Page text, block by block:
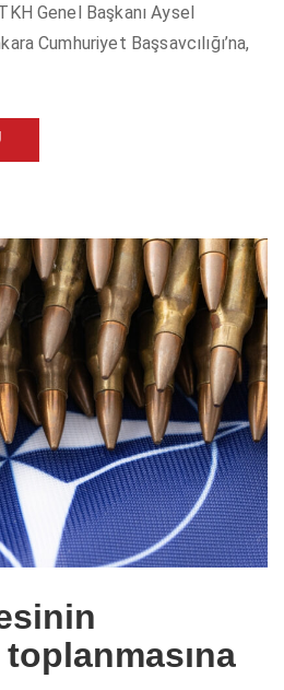
Genel Başkanı Aysel
Cumhuriyet Başsavcılığı’na,